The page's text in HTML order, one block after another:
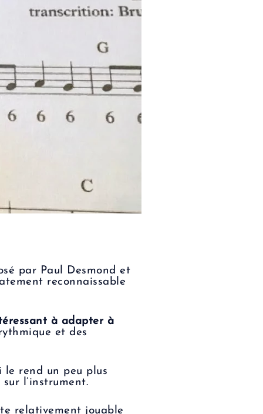
par Paul Desmond et
reconnaissable
à adapter à
et des
le rend un peu plus
l’instrument.
relativement jouable